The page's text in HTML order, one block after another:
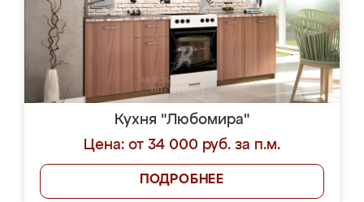
Кухня "Любомира"
Цена: от 34 000 руб. за п.м.
ПОДРОБНЕЕ